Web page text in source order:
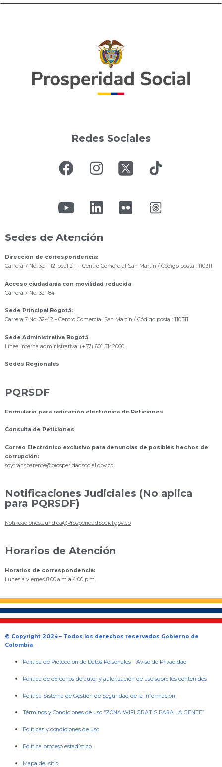
Redes Sociales
Sedes de Atención
Dirección de correspondencia:
Carrera 7 No. 32 – 12 local 211 – Centro Comercial San Martín / Código postal: 110311
Acceso ciudadanía con movilidad reducida
Carrera 7 No. 32- 84
Sede Principal Bogotá:
Carrera 7 No. 32-42 – Centro Comercial San Martín / Código postal: 110311
Sede Administrativa Bogotá
Línea interna administrativa: (+57) 601 5142060
Sedes Regionales
PQRSDF
Formulario para radicación electrónica de Peticiones
Consulta de Peticiones
Correo Electrónico exclusivo para denuncias de posibles hechos de
corrupción:
soytransparente@prosperidadsocial.gov.co
Notificaciones Judiciales (No aplica
para PQRSDF)
Notificaciones.Juridica@ProsperidadSocial.gov.co
Horarios de Atención
Horarios de correspondencia:
Lunes a viernes 8:00 a.m a 4:00 p.m.
© Copyright 2024 – Todos los derechos reservados Gobierno de
Colombia
Política de Protección de Datos Personales –Aviso de Privacidad
Política de derechos de autor y autorización de uso sobre los contenidos
Política Sistema de Gestión de Seguridad de la Información
Términos y Condiciones de uso “ZONA WIFI GRATIS PARA LA GENTE”
Políticas y condiciones de uso
Política proceso estadístico
Mapa del sitio